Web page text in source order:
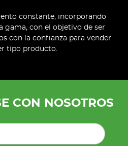
constante, incorporando
gama, con el objetivo de ser
con la confianza para vender
tipo producto.
CON NOSOTROS